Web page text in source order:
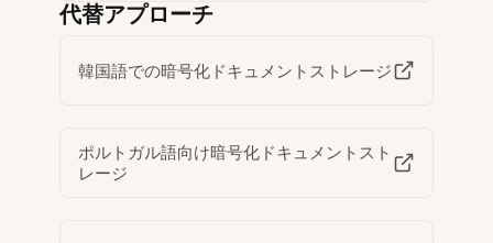
代替アプローチ
韓国語での暗号化ドキュメントストレージ
ポルトガル語向け暗号化ドキュメントスト
レージ